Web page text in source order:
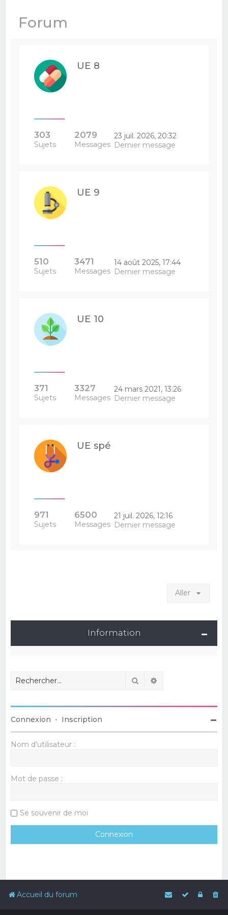
Forum
UE 8
303
Sujets
2079
Messages
23 juil. 2026, 20:32
Dernier message
UE 9
510
Sujets
3471
Messages
14 août 2025, 17:44
Dernier message
UE 10
371
Sujets
3327
Messages
24 mars 2021, 13:26
Dernier message
UE spé
971
Sujets
6500
Messages
21 juil. 2026, 12:16
Dernier message
Aller
Information
Rechercher
Connexion • Inscription
Nom d’utilisateur :
Mot de passe :
Se souvenir de moi
Accueil du forum